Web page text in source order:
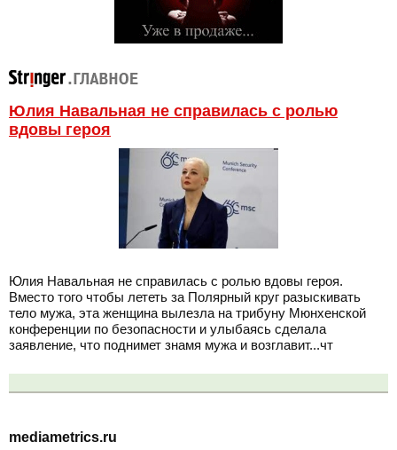
Юлия Навальная не справилась с ролью
вдовы героя
Юлия Навальная не справилась с ролью вдовы героя.
Вместо того чтобы лететь за Полярный круг разыскивать
тело мужа, эта женщина вылезла на трибуну Мюнхенской
конференции по безопасности и улыбаясь сделала
заявление, что поднимет знамя мужа и возглавит...чт
mediametrics.ru